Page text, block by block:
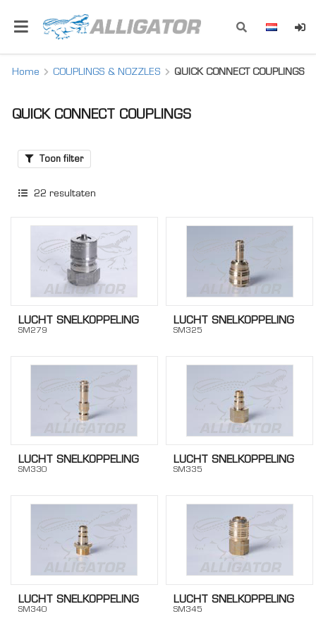
Home COUPLINGS & NOZZLES QUICK CONNECT COUPLINGS
QUICK CONNECT COUPLINGS
Toon filter
22 resultaten
LUCHT SNELKOPPELING
SM279
LUCHT SNELKOPPELING
SM325
LUCHT SNELKOPPELING
SM330
LUCHT SNELKOPPELING
SM335
LUCHT SNELKOPPELING
SM340
LUCHT SNELKOPPELING
SM345